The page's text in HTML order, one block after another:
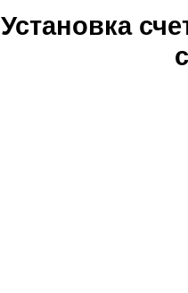
Установка